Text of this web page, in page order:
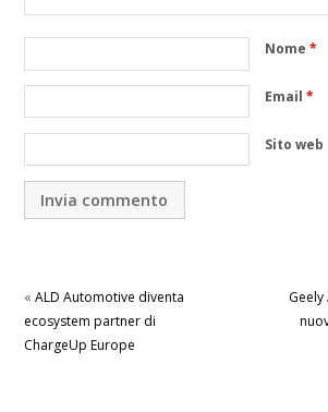
Nome *
Email *
Sito web
« ALD Automotive diventa
ecosystem partner di
ChargeUp Europe